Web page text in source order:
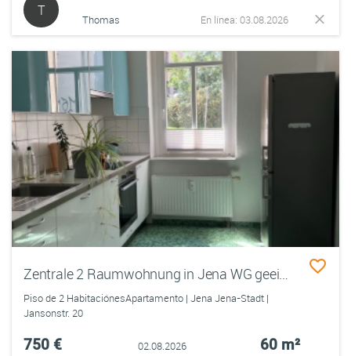
T
Thomas En línea: 03.08.2026
Zentrale 2 Raumwohnung in Jena WG geeignet oder für Paar sofort bezugsfertig
Piso de 2 HabitaciónesApartamento | Jena Jena-Stadt |
Jansonstr. 20
750 € 02.08.2026 60 m²